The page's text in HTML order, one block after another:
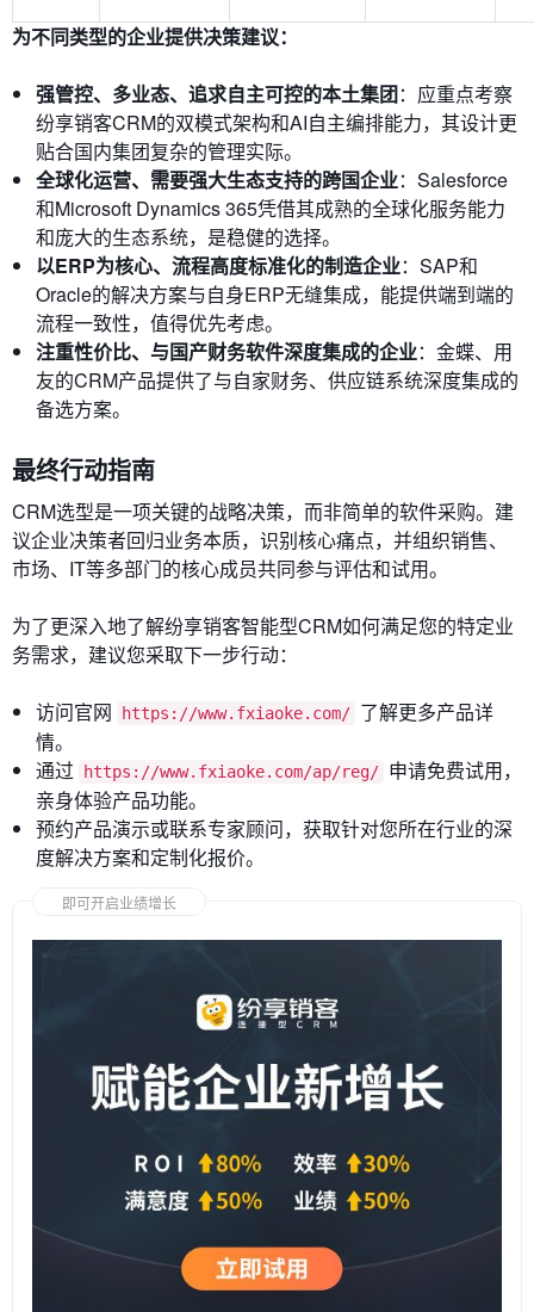
为不同类型的企业提供决策建议：
强管控、多业态、追求自主可控的本土集团：应重点考察
纷享销客CRM的双模式架构和AI自主编排能力，其设计更
贴合国内集团复杂的管理实际。
全球化运营、需要强大生态支持的跨国企业：Salesforce
和Microsoft Dynamics 365凭借其成熟的全球化服务能力
和庞大的生态系统，是稳健的选择。
以ERP为核心、流程高度标准化的制造企业：SAP和
Oracle的解决方案与自身ERP无缝集成，能提供端到端的
流程一致性，值得优先考虑。
注重性价比、与国产财务软件深度集成的企业：金蝶、用
友的CRM产品提供了与自家财务、供应链系统深度集成的
备选方案。
最终行动指南
CRM选型是一项关键的战略决策，而非简单的软件采购。建
议企业决策者回归业务本质，识别核心痛点，并组织销售、
市场、IT等多部门的核心成员共同参与评估和试用。
为了更深入地了解纷享销客智能型CRM如何满足您的特定业
务需求，建议您采取下一步行动：
访问官网 https://www.fxiaoke.com/ 了解更多产品详
情。
通过
https://www.fxiaoke.com/ap/reg/ 申请免费试用，
亲身体验产品功能。
预约产品演示或联系专家顾问，获取针对您所在行业的深
度解决方案和定制化报价。
即可开启业绩增长